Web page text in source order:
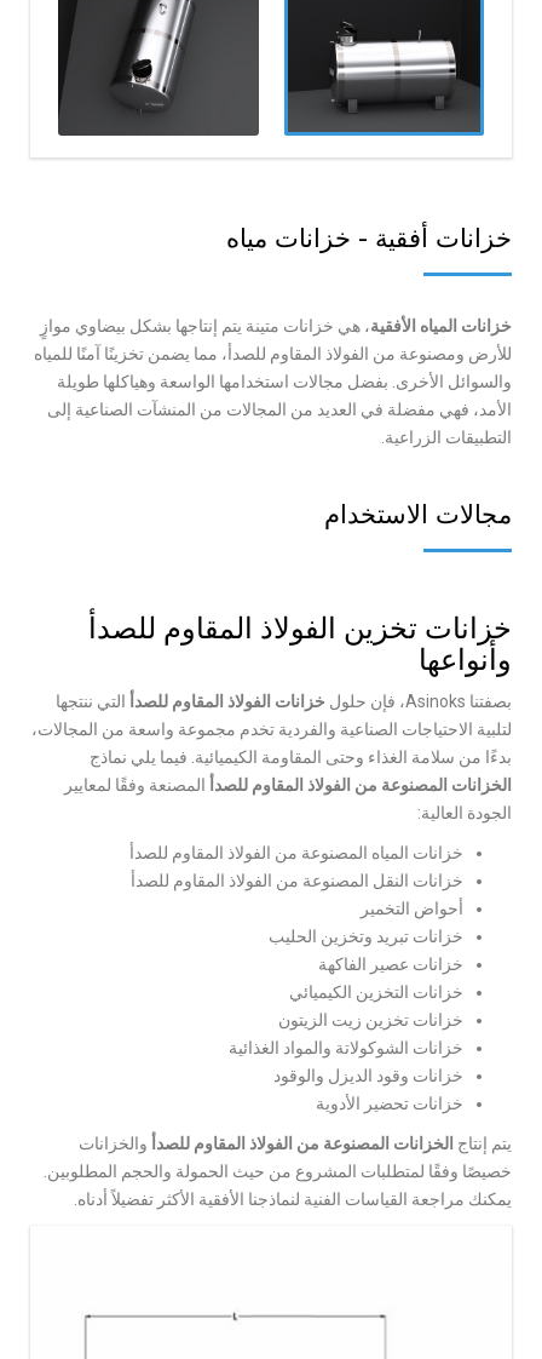
خزانات أفقية - خزانات مياه
خزانات المياه الأفقية، هي خزانات متينة يتم إنتاجها بشكل بيضاوي موازٍ
للأرض ومصنوعة من الفولاذ المقاوم للصدأ، مما يضمن تخزينًا آمنًا للمياه
والسوائل الأخرى. بفضل مجالات استخدامها الواسعة وهياكلها طويلة
الأمد، فهي مفضلة في العديد من المجالات من المنشآت الصناعية إلى
التطبيقات الزراعية.
مجالات الاستخدام
خزانات تخزين الفولاذ المقاوم للصدأ
وأنواعها
بصفتنا Asinoks، فإن حلول خزانات الفولاذ المقاوم للصدأ التي ننتجها
لتلبية الاحتياجات الصناعية والفردية تخدم مجموعة واسعة من المجالات،
بدءًا من سلامة الغذاء وحتى المقاومة الكيميائية. فيما يلي نماذج
الخزانات المصنوعة من الفولاذ المقاوم للصدأ المصنعة وفقًا لمعايير
الجودة العالية:
خزانات المياه المصنوعة من الفولاذ المقاوم للصدأ
خزانات النقل المصنوعة من الفولاذ المقاوم للصدأ
أحواض التخمير
خزانات تبريد وتخزين الحليب
خزانات عصير الفاكهة
خزانات التخزين الكيميائي
خزانات تخزين زيت الزيتون
خزانات الشوكولاتة والمواد الغذائية
خزانات وقود الديزل والوقود
خزانات تحضير الأدوية
يتم إنتاج الخزانات المصنوعة من الفولاذ المقاوم للصدأ والخزانات
خصيصًا وفقًا لمتطلبات المشروع من حيث الحمولة والحجم المطلوبين.
يمكنك مراجعة القياسات الفنية لنماذجنا الأفقية الأكثر تفضيلاً أدناه.